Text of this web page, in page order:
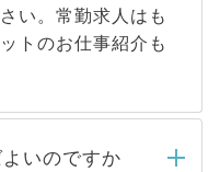
い。常勤求人はも
トのお仕事紹介も
いのですか